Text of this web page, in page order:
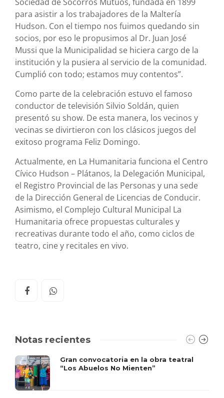
para asistir a los trabajadores de la Maltería
Hudson. Con el tiempo nos fuimos quedando sin
socios, por eso le propusimos al Dr. Juan José
Mussi que la Municipalidad se hiciera cargo de la
institución y la pusiera al servicio de la comunidad.
Cumplió con todo; estamos muy contentos”.
Como parte de la celebración estuvo el famoso
conductor de televisión Silvio Soldán, quien
presentó su show. De esta manera, los vecinos y
vecinas se divirtieron con los clásicos juegos del
exitoso programa Feliz Domingo.
Actualmente, en La Humanitaria funciona el Centro
Cívico Hudson – Plátanos, la Delegación Municipal,
el Registro Provincial de las Personas y una sede
de la Dirección General de Licencias de Conducir.
Asimismo, el Complejo Cultural Municipal La
Humanitaria ofrece propuestas culturales y
recreativas durante todo el año, como ciclos de
teatro, cine y recitales en vivo.
Notas recientes
Gran convocatoria en la obra teatral
“Los Abuelos No Mienten”